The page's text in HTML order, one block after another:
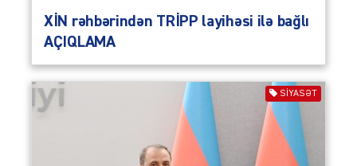
XİN rəhbərindən TRİPP layihəsi ilə bağlı
AÇIQLAMA
SIYASƏT